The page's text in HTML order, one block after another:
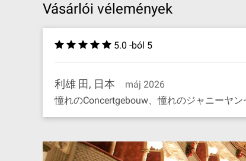
Vásárlói vélemények
5.0 -ból 5
利雄 田, 日本
máj 2026
憧れのConcertgebouw、憧れのジャニーヤ